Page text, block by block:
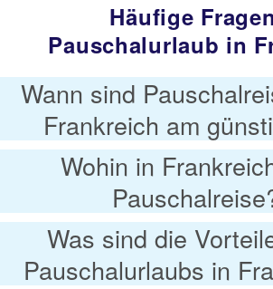
Häufige
Pauschalurlaub in
Wann sind
Frankreich am
Wohin in
Was sind die
Pauschalurlaubs in